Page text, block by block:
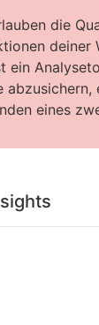
die
deiner
ein
eines